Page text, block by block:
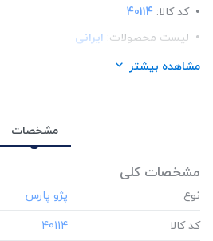
کد کالا: 40114
لیست محصولات: ایرانی
برند:آریان خودرو
مشاهده بیشتر
مشخصات
مشخصات کلی
نوع
کد کالا
‎40114